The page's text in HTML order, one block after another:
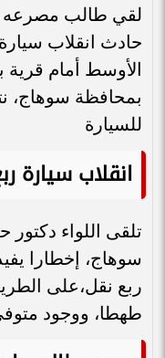
حادث انقلاب
الأوسط أمام قرية
بمحافظة سوهاج،
للسيارة
انقلاب سيارة
تلقى اللواء
سوهاج، إخطارا
ربع نقل،على
طهطا، ووجود